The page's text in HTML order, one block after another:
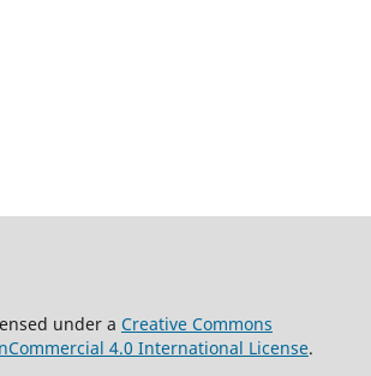
under a Creative Commons
4.0 International License.